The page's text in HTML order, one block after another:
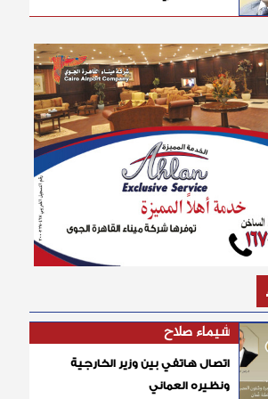
شيماء صلاح
اتصال هاتفي بين وزير الخارجية
ونظيره العماني